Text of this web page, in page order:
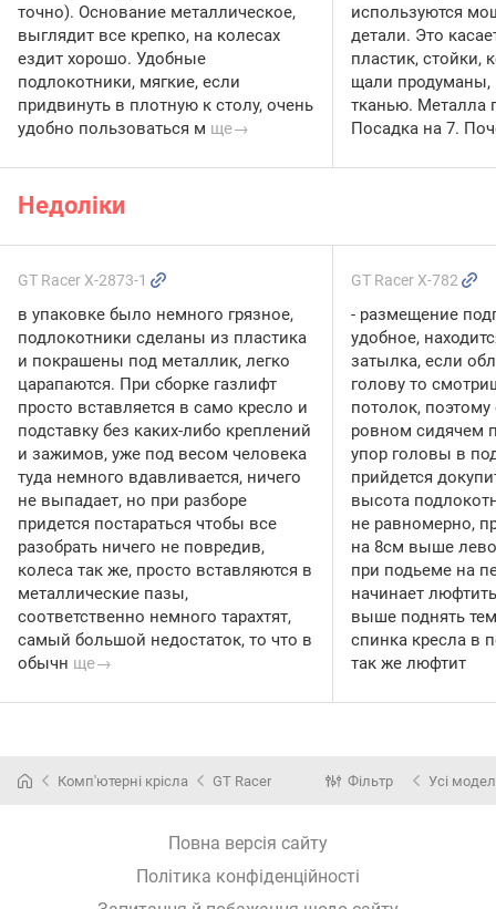
точно). Основание металлическое,
выглядит все крепко, на колесах
ездит хорошо. Удобные
подлокотники, мягкие, если
придвинуть в плотную к столу, очень
удобно пользоваться м ще→
используются
детали. Это
пластик, стойки,
щали продуманы,
тканью. Металла
Посадка на 7.
Недоліки
GT Racer X-2873-1
в упаковке было немного грязное,
подлокотники сделаны из пластика
и покрашены под металлик, легко
царапаются. При сборке газлифт
просто вставляется в само кресло и
подставку без каких-либо креплений
и зажимов, уже под весом человека
туда немного вдавливается, ничего
не выпадает, но при разборе
придется постараться чтобы все
разобрать ничего не повредив,
колеса так же, просто вставляются в
металлические пазы,
соответственно немного тарахтят,
самый большой недостаток, то что в
обычн ще→
GT Racer X-782
- размещение
удобное,
затылка, если
голову то
потолок, поэтому
ровном сидячем
упор головы в
прийдется
высота
не равномерно,
на 8см выше
при подьеме на
начинает
выше поднять
спинка кресла в
так же люфтит
Комп'ютерні крісла GT Racer Фільтр Усі
Повна версія сайту
Політика конфіденційності